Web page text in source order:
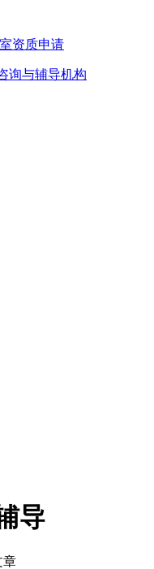
资质申请
询与辅导机构
导
章